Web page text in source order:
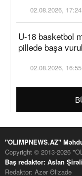
02.08.2026, 17:24
U-18 basketbol
pillədə başa
02.08.2026, 16:55
"OLIMPNEWS.AZ"
Copyright © 2013-2026
Baş redaktor: Aslan
Redaktor: Azər Əlizadə